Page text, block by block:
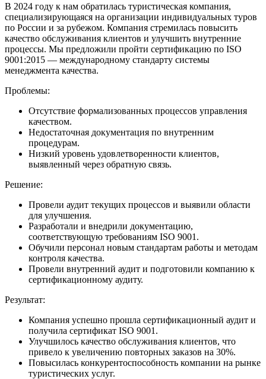
В 2024 году к нам обратилась туристическая компания,
специализирующаяся на организации индивидуальных туров
по России и за рубежом. Компания стремилась повысить
качество обслуживания клиентов и улучшить внутренние
процессы. Мы предложили пройти сертификацию по ISO
9001:2015 — международному стандарту системы
менеджмента качества.
Проблемы:
Отсутствие формализованных процессов управления
качеством.
Недостаточная документация по внутренним
процедурам.
Низкий уровень удовлетворенности клиентов,
выявленный через обратную связь.
Решение:
Провели аудит текущих процессов и выявили области
для улучшения.
Разработали и внедрили документацию,
соответствующую требованиям ISO 9001.
Обучили персонал новым стандартам работы и методам
контроля качества.
Провели внутренний аудит и подготовили компанию к
сертификационному аудиту.
Результат:
Компания успешно прошла сертификационный аудит и
получила сертификат ISO 9001.
Улучшилось качество обслуживания клиентов, что
привело к увеличению повторных заказов на 30%.
Повысилась конкурентоспособность компании на рынке
туристических услуг.